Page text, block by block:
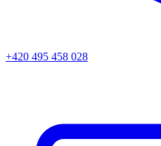
+420 495 458 028